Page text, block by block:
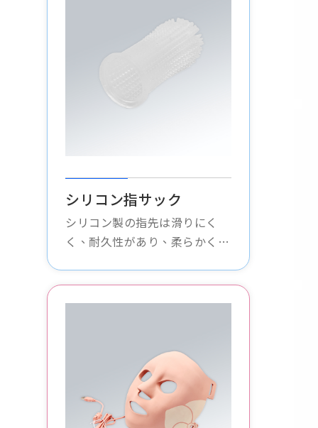
シリコン指サック
シリコン製の指先は滑りにく
く、耐久性があり、柔らかく快
効果的に保護し、操作の安定性